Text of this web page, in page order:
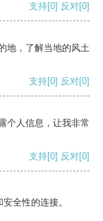
支持[0] 反对[0]
地，了解当地的风土
支持[0] 反对[0]
个人信息，让我非常
支持[0] 反对[0]
全性的连接。